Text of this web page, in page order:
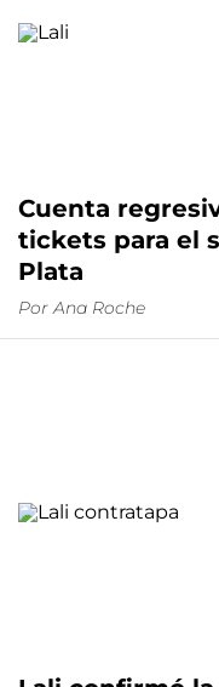
Cuenta
tickets para el
Plata
Por Ana Roche